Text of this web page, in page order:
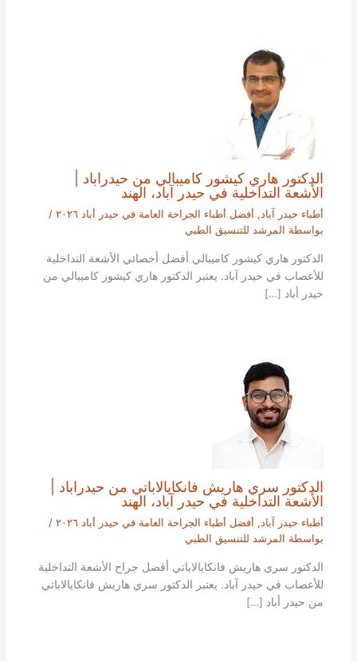
الدكتور هاري كيشور كاميبالي من حيدراباد |
الأشعة التداخلية في حيدر آباد، الهند
أطباء حيدر آباد, أفضل أطباء الجراحة العامة في حيدر أباد ٢٠٢٦
/
بواسطة المرشد للتنسيق الطبي
الدكتور هاري كيشور كاميبالي أفضل أخصائي الأشعة التداخلية
للأعصاب في حيدر آباد. يعتبر الدكتور هاري كيشور كاميبالي من
حيدر أباد […]
الدكتور سري هاريش فانكايالاباتي من حيدراباد |
الأشعة التداخلية في حيدر آباد، الهند
أطباء حيدر آباد, أفضل أطباء الجراحة العامة في حيدر أباد ٢٠٢٦
/
بواسطة المرشد للتنسيق الطبي
الدكتور سري هاريش فانكايالاباتي أفضل جراح الأشعة التداخلية
للأعصاب في حيدر آباد. يعتبر الدكتور سري هاريش فانكايالاباتي
من حيدر أباد […]